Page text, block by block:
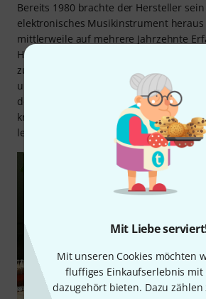
Mit Liebe
Mit unseren Cookies möchten
fluffiges Einkaufserlebnis mit
dazugehört bieten. Dazu zählen
Bereits 1980 brachte der Hersteller
elektronisches Musikinstrument
mittlerweile auf mehrere Jahrzehnte
Herstellung von Keyboards,
zurück, darunter Klassiker wie die
und die Digitalpianos der Celviano-
der Unternehmensphilosophie von
kreativen Produkten einen
leisten.